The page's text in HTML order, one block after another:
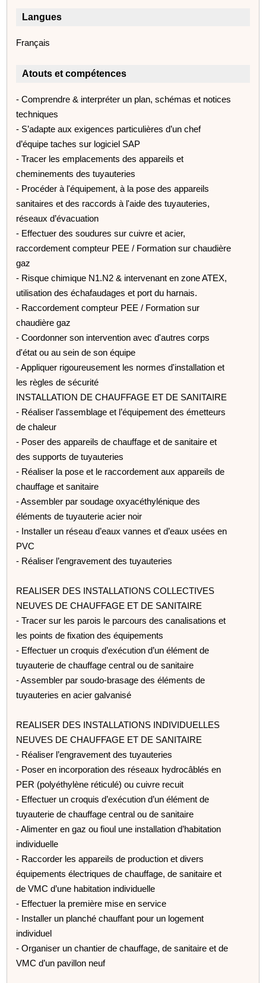
Langues
Français
Atouts et compétences
- Comprendre & interpréter un plan, schémas et notices
techniques
- S’adapte aux exigences particulières d’un chef
d’équipe taches sur logiciel SAP
- Tracer les emplacements des appareils et
cheminements des tuyauteries
- Procéder à l'équipement, à la pose des appareils
sanitaires et des raccords à l'aide des tuyauteries,
réseaux d’évacuation
- Effectuer des soudures sur cuivre et acier,
raccordement compteur PEE / Formation sur chaudière
gaz
- Risque chimique N1.N2 & intervenant en zone ATEX,
utilisation des échafaudages et port du harnais.
- Raccordement compteur PEE / Formation sur
chaudière gaz
- Coordonner son intervention avec d'autres corps
d'état ou au sein de son équipe
- Appliquer rigoureusement les normes d'installation et
les règles de sécurité
INSTALLATION DE CHAUFFAGE ET DE SANITAIRE
- Réaliser l’assemblage et l’équipement des émetteurs
de chaleur
- Poser des appareils de chauffage et de sanitaire et
des supports de tuyauteries
- Réaliser la pose et le raccordement aux appareils de
chauffage et sanitaire
- Assembler par soudage oxyacéthylénique des
éléments de tuyauterie acier noir
- Installer un réseau d’eaux vannes et d’eaux usées en
PVC
- Réaliser l’engravement des tuyauteries
REALISER DES INSTALLATIONS COLLECTIVES
NEUVES DE CHAUFFAGE ET DE SANITAIRE
- Tracer sur les parois le parcours des canalisations et
les points de fixation des équipements
- Effectuer un croquis d’exécution d’un élément de
tuyauterie de chauffage central ou de sanitaire
- Assembler par soudo-brasage des éléments de
tuyauteries en acier galvanisé
REALISER DES INSTALLATIONS INDIVIDUELLES
NEUVES DE CHAUFFAGE ET DE SANITAIRE
- Réaliser l’engravement des tuyauteries
- Poser en incorporation des réseaux hydrocâblés en
PER (polyéthylène réticulé) ou cuivre recuit
- Effectuer un croquis d’exécution d’un élément de
tuyauterie de chauffage central ou de sanitaire
- Alimenter en gaz ou fioul une installation d’habitation
individuelle
- Raccorder les appareils de production et divers
équipements électriques de chauffage, de sanitaire et
de VMC d’une habitation individuelle
- Effectuer la première mise en service
- Installer un planché chauffant pour un logement
individuel
- Organiser un chantier de chauffage, de sanitaire et de
VMC d’un pavillon neuf